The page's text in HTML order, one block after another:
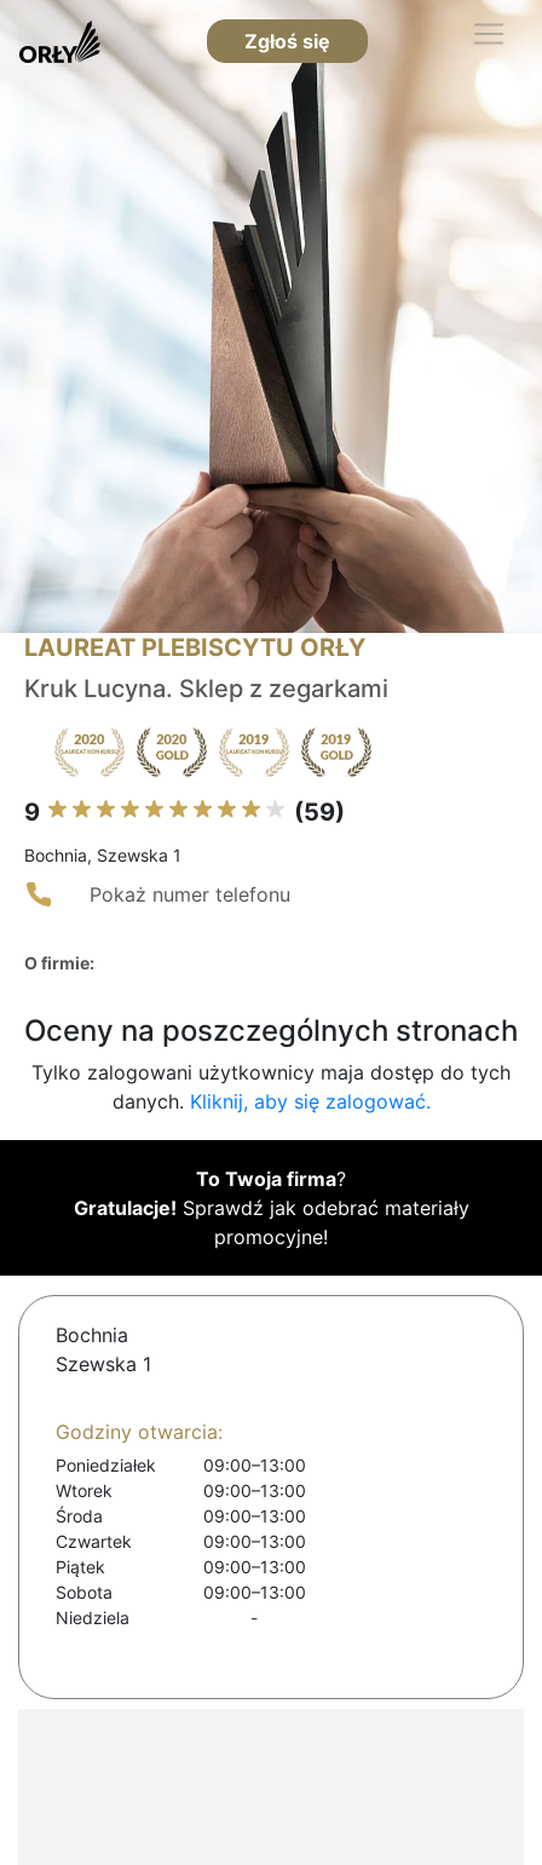
Zgłoś się
LAUREAT PLEBISCYTU ORŁY
Kruk Lucyna. Sklep z zegarkami
9 (59)
Bochnia, Szewska 1
Pokaż numer telefonu
O firmie:
Oceny na poszczególnych stronach
Tylko zalogowani użytkownicy maja dostęp do tych
danych. Kliknij, aby się zalogować.
To Twoja firma?
Gratulacje! Sprawdź jak odebrać materiały
promocyjne!
Bochnia
Szewska 1
Godziny otwarcia:
Poniedziałek
09:00–13:00
Wtorek
09:00–13:00
Środa
09:00–13:00
Czwartek
09:00–13:00
Piątek
09:00–13:00
Sobota
09:00–13:00
Niedziela
-